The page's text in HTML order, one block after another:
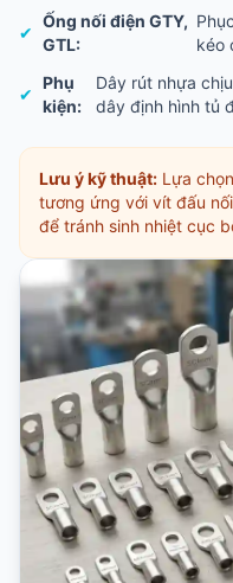
✔
Ống nối điện GTY,
GTL:
kéo
✔
Phụ
kiện:
Dây rút nhựa
dây định hình tủ
Lưu ý kỹ thuật: Lựa
tương ứng với vít đấu
để tránh sinh nhiệt cục